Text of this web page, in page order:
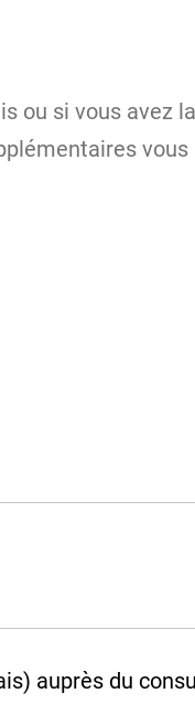
ou si vous avez
auprès du